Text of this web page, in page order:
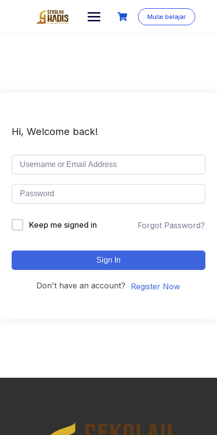
Mulai belajar
Hi, Welcome back!
Keep me signed in Forgot Password?
Sign In
Don't have an account? Register Now